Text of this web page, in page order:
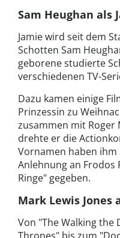
Sam Heughan als
Jamie wird seit dem
Schotten Sam
geborene studierte
verschiedenen TV-
Dazu kamen einige
Prinzessin zu
zusammen mit Roger
drehte er die
Vornamen haben
Anlehnung an Frodos
Ringe" gegeben.
Mark Lewis Jones
Von "The Walking the